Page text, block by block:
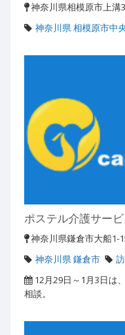
神奈川県相模原市上
神奈川県 相模原市中
ポステル介護サービ
神奈川県鎌倉市大船
神奈川県 鎌倉市
12月29日～1月3日は
相談。